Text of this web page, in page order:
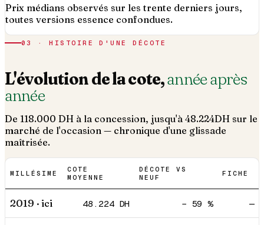
Prix médians observés sur les trente derniers jours,
toutes versions essence confondues.
03 · HISTOIRE D'UNE DÉCOTE
L'évolution de la cote,année après
année
De 118.000 DH à la concession, jusqu'à 48.224DH sur le
marché de l'occasion — chronique d'une glissade
maîtrisée.
MILLÉSIME
COTE
MOYENNE
DÉCOTE VS
NEUF
FICHE
2019 · ici 48.224DH − 59 % —